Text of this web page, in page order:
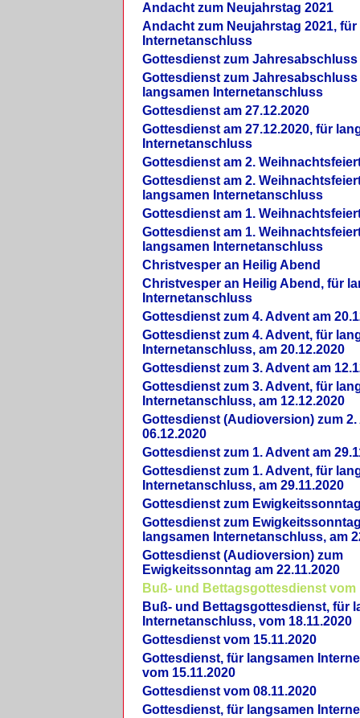
Andacht zum Neujahrstag 2021
Andacht zum Neujahrstag 2021,
Internetanschluss
Gottesdienst zum Jahresabschluss
Gottesdienst zum Jahresabschluss
langsamen Internetanschluss
Gottesdienst am 27.12.2020
Gottesdienst am 27.12.2020, für
Internetanschluss
Gottesdienst am 2.
Gottesdienst am 2.
langsamen Internetanschluss
Gottesdienst am 1.
Gottesdienst am 1.
langsamen Internetanschluss
Christvesper an Heilig Abend
Christvesper an Heilig Abend, für
Internetanschluss
Gottesdienst zum 4. Advent am
Gottesdienst zum 4. Advent, für
Internetanschluss, am 20.12.2020
Gottesdienst zum 3. Advent am
Gottesdienst zum 3. Advent, für
Internetanschluss, am 12.12.2020
Gottesdienst (Audioversion) zum 2.
06.12.2020
Gottesdienst zum 1. Advent am
Gottesdienst zum 1. Advent, für
Internetanschluss, am 29.11.2020
Gottesdienst zum
Gottesdienst zum
langsamen Internetanschluss, am
Gottesdienst (Audioversion) zum
Ewigkeitssonntag am 22.11.2020
Buß- und Bettagsgottesdienst vom
Buß- und Bettagsgottesdienst, für
Internetanschluss, vom 18.11.2020
Gottesdienst vom 15.11.2020
Gottesdienst, für langsamen
vom 15.11.2020
Gottesdienst vom 08.11.2020
Gottesdienst, für langsamen